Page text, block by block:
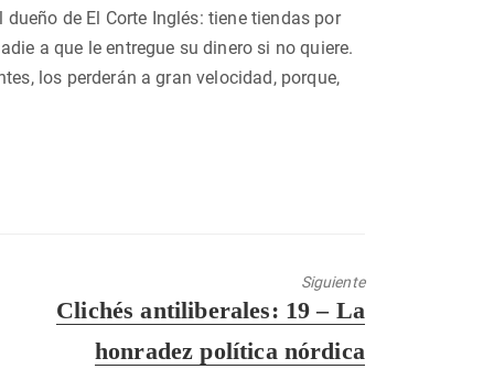
de El Corte Inglés: tiene tiendas por
a que le entregue su dinero si no quiere.
los perderán a gran velocidad, porque,
Siguiente
Entrada
Clichés antiliberales: 19 – La
honradez política nórdica